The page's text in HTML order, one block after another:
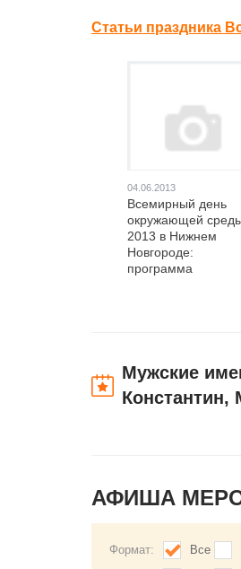
Статьи праздника
04.06.2013
Всемирный день
окружающей
2013 в Нижнем
Новгороде:
программа
Мужские
АФИША
Формат: Все